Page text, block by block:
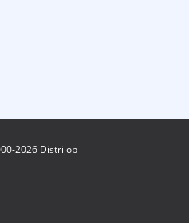
2026 Distrijob